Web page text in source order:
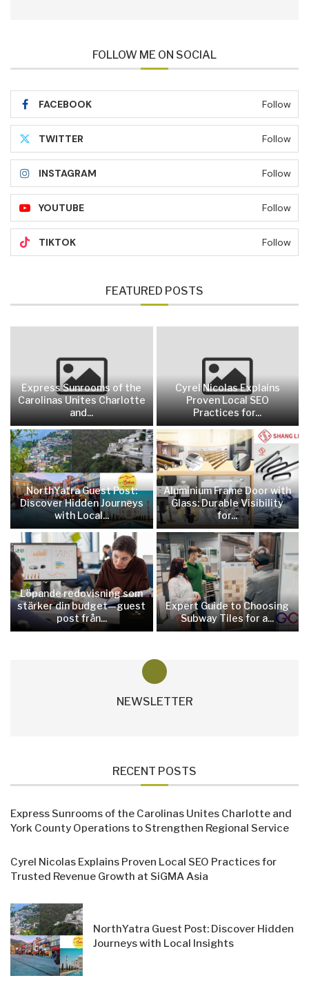
FOLLOW ME ON SOCIAL
FACEBOOK Follow
TWITTER Follow
INSTAGRAM Follow
YOUTUBE Follow
TIKTOK Follow
FEATURED POSTS
Express Sunrooms of the
Carolinas Unites Charlotte
and...
Cyrel Nicolas Explains
Proven Local SEO
Practices for...
NorthYatra Guest Post:
Discover Hidden Journeys
with Local...
Aluminium Frame Door with
Glass: Durable Visibility
for...
Löpande redovisning som
stärker din budget—guest
post från...
Expert Guide to Choosing
Subway Tiles for a...
NEWSLETTER
RECENT POSTS
Express Sunrooms of the Carolinas Unites Charlotte and
York County Operations to Strengthen Regional Service
Cyrel Nicolas Explains Proven Local SEO Practices for
Trusted Revenue Growth at SiGMA Asia
NorthYatra Guest Post: Discover Hidden
Journeys with Local Insights